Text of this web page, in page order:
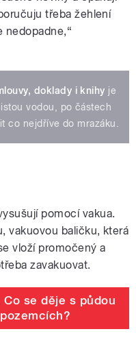
třeba žehlení
nedopadne,“
doklady i knihy je
vodou, po částech
co nejdříve do mrazáku.
pomocí vakua.
vakuovou baličku, která
vloží promočený a
zavakuovat.
Co se děje s půdou